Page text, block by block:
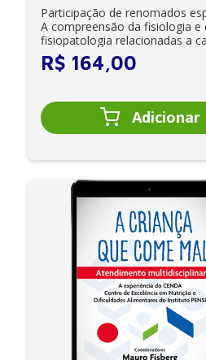
Participação de renomados
A compreensão da fisiologia e
fisiopatologia relacionadas a
das vit...
R$ 164,00